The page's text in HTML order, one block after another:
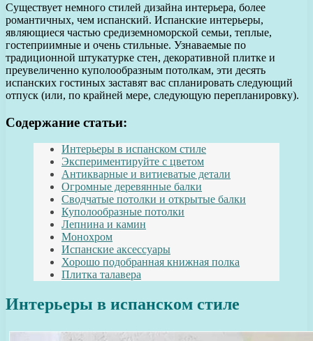
Существует немного стилей дизайна интерьера, более
романтичных, чем испанский. Испанские интерьеры,
являющиеся частью средиземноморской семьи, теплые,
гостеприимные и очень стильные. Узнаваемые по
традиционной штукатурке стен, декоративной плитке и
преувеличенно куполообразным потолкам, эти десять
испанских гостиных заставят вас спланировать следующий
отпуск (или, по крайней мере, следующую перепланировку).
Содержание статьи:
Интерьеры в испанском стиле
Экспериментируйте с цветом
Антикварные и витиеватые детали
Огромные деревянные балки
Сводчатые потолки и открытые балки
Куполообразные потолки
Лепнина и камин
Монохром
Испанские аксессуары
Хорошо подобранная книжная полка
Плитка талавера
Интерьеры в испанском стиле